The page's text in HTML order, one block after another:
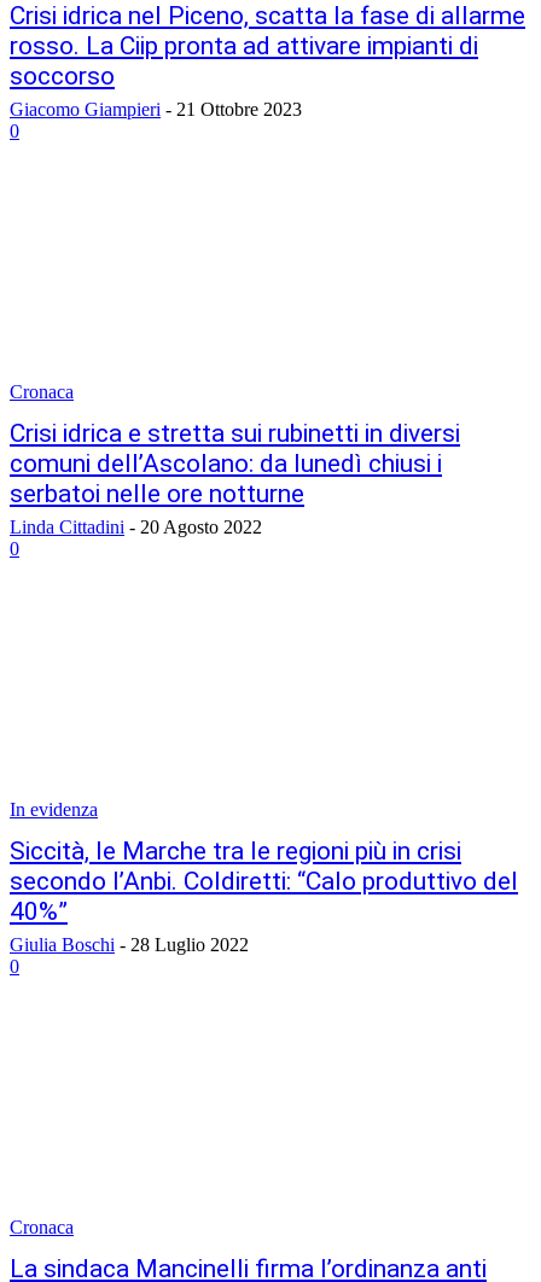
Crisi idrica nel Piceno, scatta la fase di allarme
rosso. La Ciip pronta ad attivare impianti di
soccorso
Giacomo Giampieri - 21 Ottobre 2023
0
Cronaca
Crisi idrica e stretta sui rubinetti in diversi
comuni dell’Ascolano: da lunedì chiusi i
serbatoi nelle ore notturne
Linda Cittadini - 20 Agosto 2022
0
In evidenza
Siccità, le Marche tra le regioni più in crisi
secondo l’Anbi. Coldiretti: “Calo produttivo del
40%”
Giulia Boschi - 28 Luglio 2022
0
Cronaca
La sindaca Mancinelli firma l’ordinanza anti